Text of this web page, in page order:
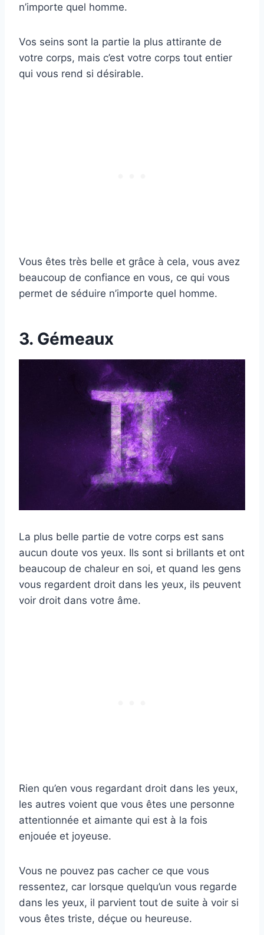
n’importe quel homme.
Vos seins sont la partie la plus attirante de
votre corps, mais c’est votre corps tout entier
qui vous rend si désirable.
Vous êtes très belle et grâce à cela, vous avez
beaucoup de confiance en vous, ce qui vous
permet de séduire n’importe quel homme.
3. Gémeaux
La plus belle partie de votre corps est sans
aucun doute vos yeux. Ils sont si brillants et ont
beaucoup de chaleur en soi, et quand les gens
vous regardent droit dans les yeux, ils peuvent
voir droit dans votre âme.
Rien qu’en vous regardant droit dans les yeux,
les autres voient que vous êtes une personne
attentionnée et aimante qui est à la fois
enjouée et joyeuse.
Vous ne pouvez pas cacher ce que vous
ressentez, car lorsque quelqu’un vous regarde
dans les yeux, il parvient tout de suite à voir si
vous êtes triste, déçue ou heureuse.